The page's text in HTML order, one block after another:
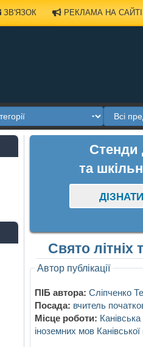
ЗВ'ЯЗОК РЕКЛАМА НА САЙТІ
Стенди
та
Свято літніх
Автор публікації
ПІБ автора: Сліпченко
Посада: вчитель
Місце роботи:
іноземних мов